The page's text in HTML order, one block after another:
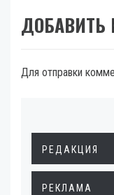
ДОБАВИТЬ
Для отправки
РЕДАКЦИЯ
РЕКЛАМА